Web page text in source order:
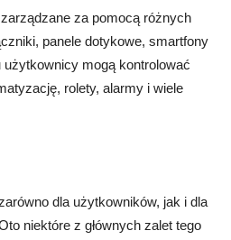
za pomocą różnych
panele dotykowe, smartfony
mogą kontrolować
rolety, alarmy i wiele
dla użytkowników, jak i dla
niektóre z głównych zalet tego